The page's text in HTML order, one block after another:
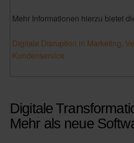
Mehr Informationen hierzu bietet
Digitale Disruption in Marketing,
Kundenservice
Digitale
Mehr als neue